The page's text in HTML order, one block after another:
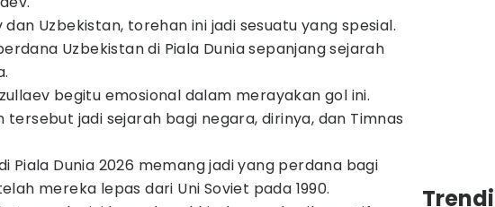
dan Uzbekistan, torehan ini jadi sesuatu yang spesial.
Uzbekistan di Piala Dunia sepanjang sejarah
begitu emosional dalam merayakan gol ini.
tersebut jadi sejarah bagi negara, dirinya, dan Timnas
Piala Dunia 2026 memang jadi yang perdana bagi
mereka lepas dari Uni Soviet pada 1990.